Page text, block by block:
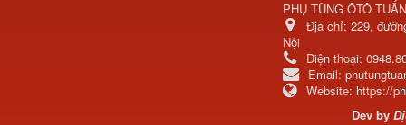
PHỤ TÙNG ÔTÔ
Địa chỉ: 229,
Nội
Điện thoại:
Email:
Website: https://
Dev by